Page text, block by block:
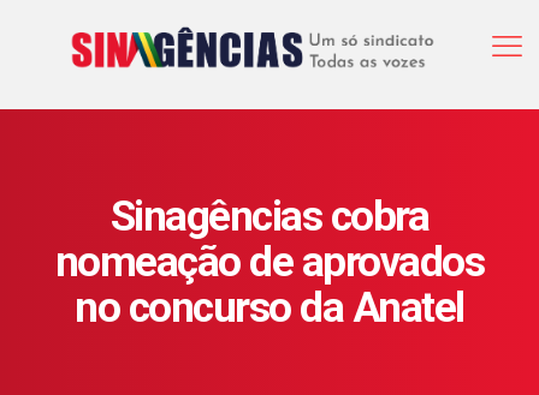
Sinagências cobra
nomeação de aprovados
no concurso da Anatel